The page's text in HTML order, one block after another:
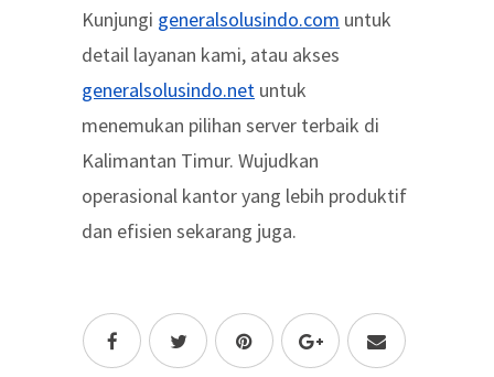
Kunjungi generalsolusindo.com untuk
detail layanan kami, atau akses
generalsolusindo.net untuk
menemukan pilihan server terbaik di
Kalimantan Timur. Wujudkan
operasional kantor yang lebih produktif
dan efisien sekarang juga.